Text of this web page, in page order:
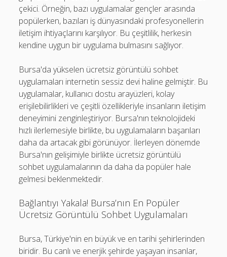
çekici. Örneğin, bazı uygulamalar gençler arasında
popülerken, bazıları iş dünyasındaki profesyonellerin
iletişim ihtiyaçlarını karşılıyor. Bu çeşitlilik, herkesin
kendine uygun bir uygulama bulmasını sağlıyor.
Bursa'da yükselen ücretsiz görüntülü sohbet
uygulamaları internetin sessiz devi haline gelmiştir. Bu
uygulamalar, kullanıcı dostu arayüzleri, kolay
erişilebilirlikleri ve çeşitli özellikleriyle insanların iletişim
deneyimini zenginleştiriyor. Bursa'nın teknolojideki
hızlı ilerlemesiyle birlikte, bu uygulamaların başarıları
daha da artacak gibi görünüyor. İlerleyen dönemde
Bursa'nın gelişimiyle birlikte ücretsiz görüntülü
sohbet uygulamalarının da daha da popüler hale
gelmesi beklenmektedir.
Bağlantıyı Yakala! Bursa’nın En Popüler
Ücretsiz Görüntülü Sohbet Uygulamaları
Bursa, Türkiye'nin en büyük ve en tarihi şehirlerinden
biridir. Bu canlı ve enerjik şehirde yaşayan insanlar,